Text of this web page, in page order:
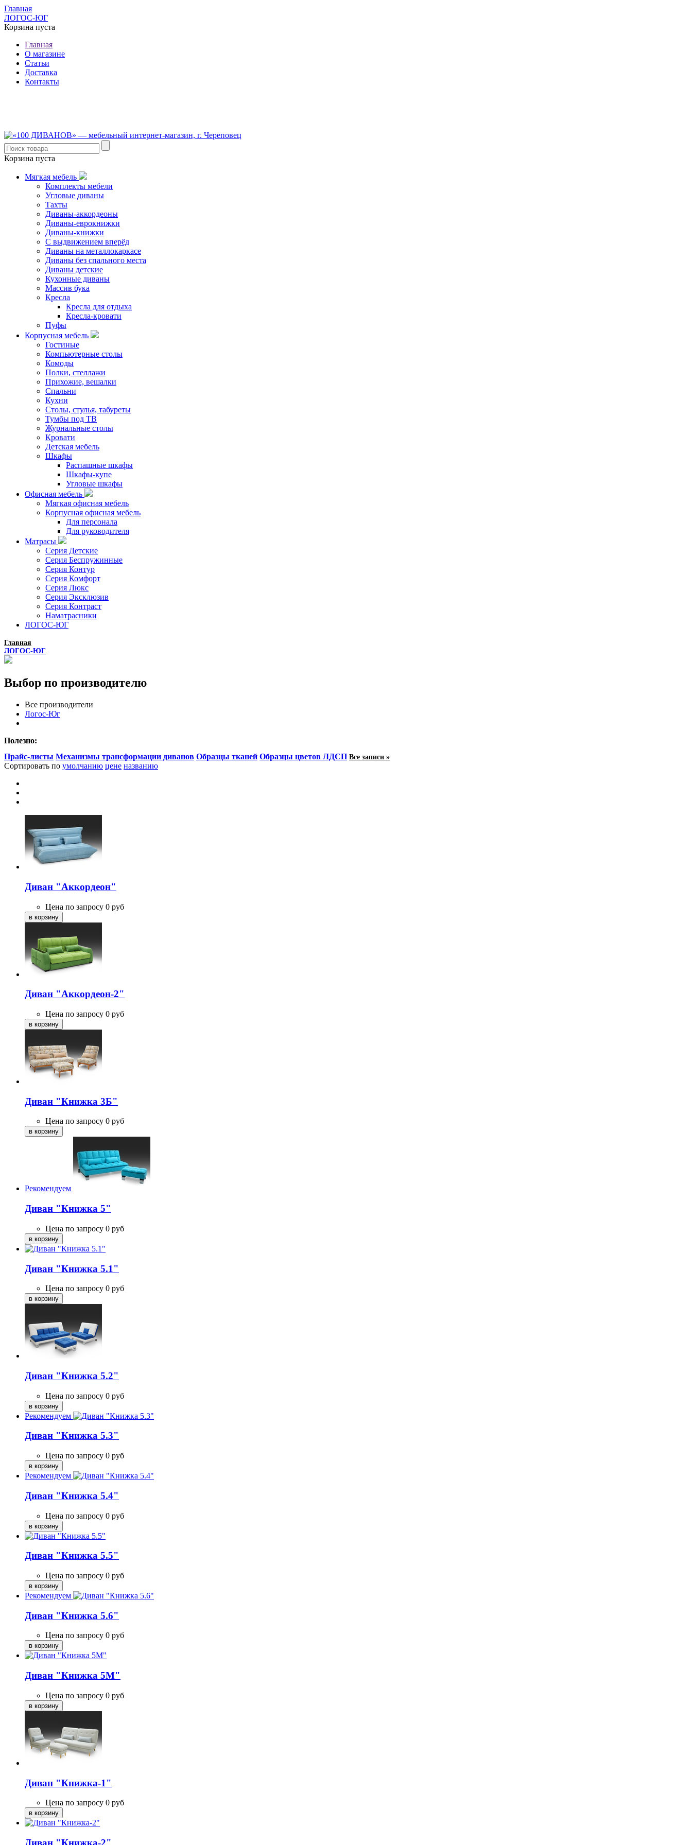
Главная
ЛОГОС-ЮГ
Корзина пуста
Главная
О магазине
Статьи
Доставка
Контакты
Корзина пуста
Мягкая мебель
Комплекты мебели
Угловые диваны
Тахты
Диваны-аккордеоны
Диваны-еврокнижки
Диваны-книжки
С выдвижением вперёд
Диваны на металлокаркасе
Диваны без спального места
Диваны детские
Кухонные диваны
Массив бука
Кресла
Кресла для отдыха
Кресла-кровати
Пуфы
Корпусная мебель
Гостиные
Компьютерные столы
Комоды
Полки, стеллажи
Прихожие, вешалки
Спальни
Кухни
Столы, стулья, табуреты
Тумбы под ТВ
Журнальные столы
Кровати
Детская мебель
Шкафы
Распашные шкафы
Шкафы-купе
Угловые шкафы
Офисная мебель
Мягкая офисная мебель
Корпусная офисная мебель
Для персонала
Для руководителя
Матрасы
Серия Детские
Серия Беспружинные
Серия Контур
Серия Комфорт
Серия Люкс
Серия Эксклюзив
Серия Контраст
Наматрасники
ЛОГОС-ЮГ
Главная
ЛОГОС-ЮГ
Выбор по производителю
Все производители
Логос-Юг
Полезно:
Прайс-листы Механизмы трансформации диванов Образцы тканей Образцы цветов ЛДСП Все записи »
Сортировать по умолчанию цене названию
Диван "Аккордеон"
Цена по запросу 0 руб
Диван "Аккордеон-2"
Цена по запросу 0 руб
Диван "Книжка 3Б"
Цена по запросу 0 руб
Рекомендуем
Диван "Книжка 5"
Цена по запросу 0 руб
Диван "Книжка 5.1"
Цена по запросу 0 руб
Диван "Книжка 5.2"
Цена по запросу 0 руб
Рекомендуем
Диван "Книжка 5.3"
Цена по запросу 0 руб
Рекомендуем
Диван "Книжка 5.4"
Цена по запросу 0 руб
Диван "Книжка 5.5"
Цена по запросу 0 руб
Рекомендуем
Диван "Книжка 5.6"
Цена по запросу 0 руб
Диван "Книжка 5М"
Цена по запросу 0 руб
Диван "Книжка-1"
Цена по запросу 0 руб
Диван "Книжка-2"